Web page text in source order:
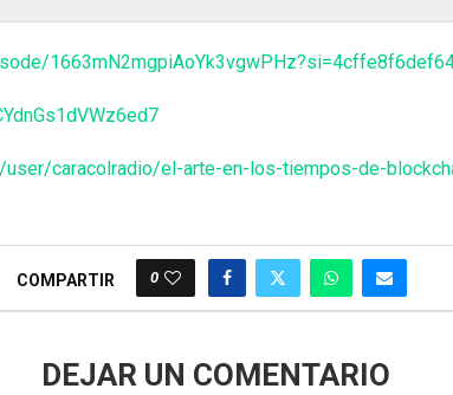
user/caracolradio/el-arte-en-los-tiempos-de-
COMPARTIR 0
DEJAR UN COMENTARIO